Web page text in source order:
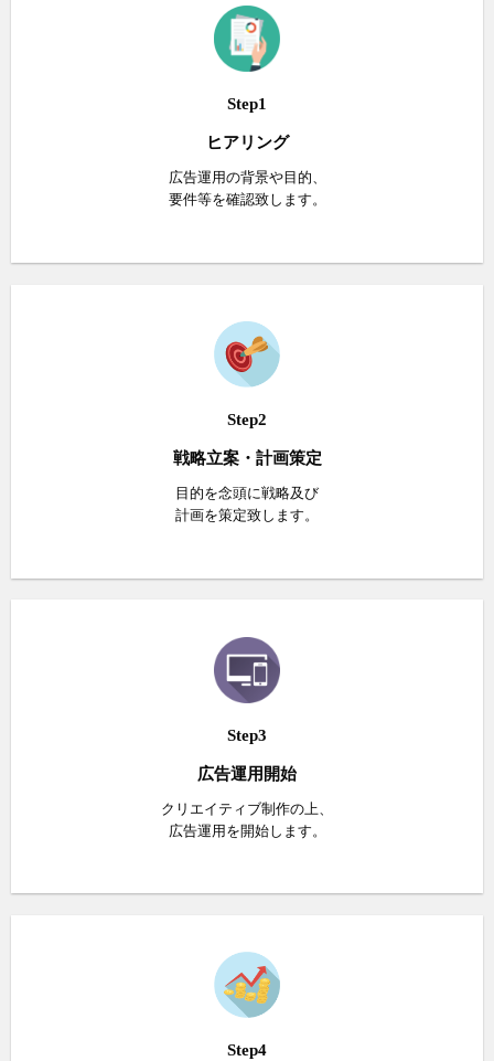
Step1
ヒアリング
広告運用の背景や目的、
要件等を確認致します。
Step2
戦略立案・計画策定
目的を念頭に戦略及び
計画を策定致します。
Step3
広告運用開始
クリエイティブ制作の上、
広告運用を開始します。
Step4